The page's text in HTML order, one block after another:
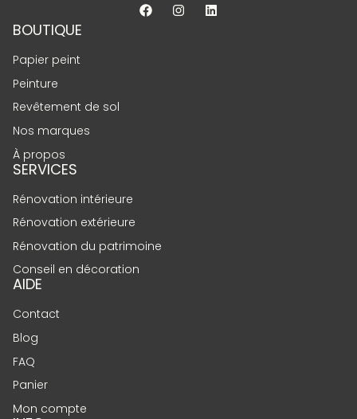
BOUTIQUE
Papier peint
Peinture
Revêtement de sol
Nos marques
À propos
SERVICES
Rénovation intérieure
Rénovation extérieure
Rénovation du patrimoine
Conseil en décoration
AIDE
Contact
Blog
FAQ
Panier
Mon compte